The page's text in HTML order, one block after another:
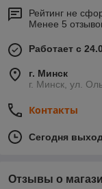
Рейтинг не
Менее 5
Работает с
г. Минск
г. Минск, ул.
Контакты
Сегодня
Отзывы о